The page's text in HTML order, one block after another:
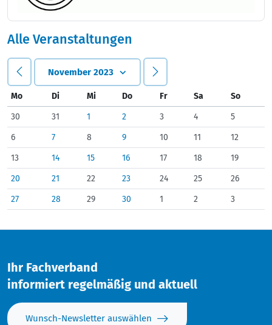
Alle Veranstaltungen
November 2023
Mo Di Mi Do Fr Sa
So
30
31 1 2 3 4
5
6
7 8 9 10 11
12
13
14 15 16 17 18
19
20
21 22 23 24 25
26
27
28 29 30 1 2 3
Ihr Fachverband
informiert regelmäßig und aktuell
Wunsch-Newsletter auswählen